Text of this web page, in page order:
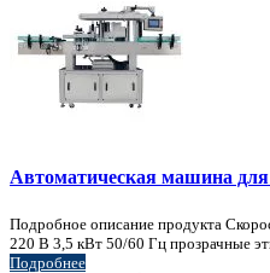
Автоматическая машина
Подробное описание продукта
220 В 3,5 кВт 50/60 Гц прозрачные
Подробнее